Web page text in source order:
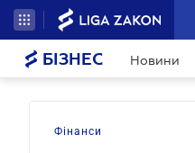
БІЗНЕС Новини
Фінанси